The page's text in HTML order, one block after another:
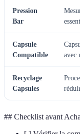
Pression
Bar
Capsule
Compatible
avec
Recyclage
Capsules
## Checklist avant